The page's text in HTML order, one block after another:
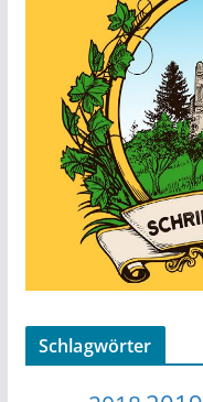
Schlagwörter